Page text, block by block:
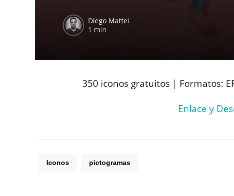
Diego Mattei
1 min
350 iconos gratuitos | Formatos:
Enlace y
Iconos pictogramas